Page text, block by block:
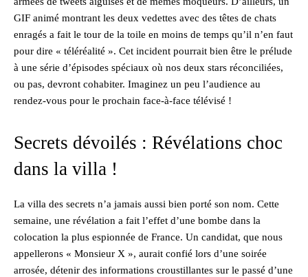
GIF animé montrant les deux vedettes avec des têtes de chats
enragés a fait le tour de la toile en moins de temps qu’il n’en faut
pour dire « téléréalité ». Cet incident pourrait bien être le prélude
à une série d’épisodes spéciaux où nos deux stars réconciliées,
ou pas, devront cohabiter. Imaginez un peu l’audience au
rendez-vous pour le prochain face-à-face télévisé !
Secrets dévoilés : Révélations choc
dans la villa !
La villa des secrets n’a jamais aussi bien porté son nom. Cette
semaine, une révélation a fait l’effet d’une bombe dans la
colocation la plus espionnée de France. Un candidat, que nous
appellerons « Monsieur X », aurait confié lors d’une soirée
arrosée, détenir des informations croustillantes sur le passé d’une